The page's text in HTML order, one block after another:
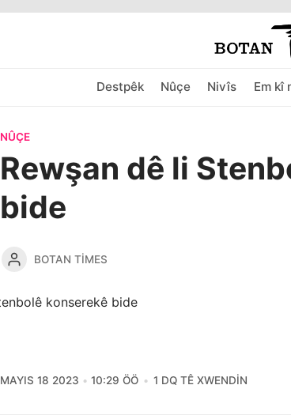
Destpêk Nûçe Nivîs Em kî
NÛÇE
Rewşan dê li
bide
BOTAN TIMES
MAYIS 18 2023 10:29 ÖÖ 1 DQ TÊ XWENDIN